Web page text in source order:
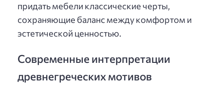
придать мебели классические черты,
сохраняющие баланс между комфортом и
эстетической ценностью.
Современные интерпретации
древнегреческих мотивов